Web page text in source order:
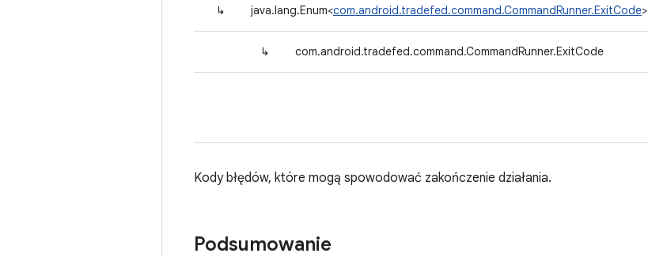
↳ java.lang.Enum<com.android.tradefed.command.CommandRunner.ExitCode>
↳ com.android.tradefed.command.CommandRunner.ExitCode
Kody błędów, które mogą spowodować zakończenie działania.
Podsumowanie